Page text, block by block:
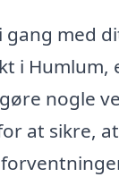
gang med
i Humlum,
nogle
at sikre,